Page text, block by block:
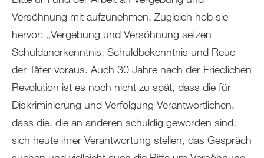
Versöhnung mit aufzunehmen. Zugleich hob sie
hervor: „Vergebung und Versöhnung setzen
Schuldanerkenntnis, Schuldbekenntnis und Reue
der Täter voraus. Auch 30 Jahre nach der Friedlichen
Revolution ist es noch nicht zu spät, dass die für
Diskriminierung und Verfolgung Verantwortlichen,
dass die, die an anderen schuldig geworden sind,
sich heute ihrer Verantwortung stellen, das Gespräch